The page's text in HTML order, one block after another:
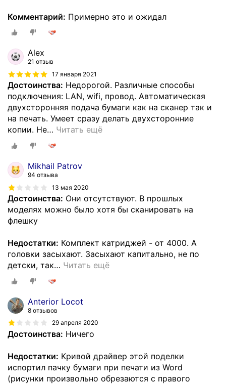
Комментарий: Примерно это и ожидал
Alex
21 отзыв
17 января 2021
Достоинства: Недорогой. Различные способы
подключения: LAN, wifi, провод. Автоматическая
двухсторонняя подача бумаги как на сканер так и
на печать. Умеет сразу делать двухсторонние
копии. Не… Читать ещё
Mikhail Patrov
94 отзыва
13 мая 2020
Достоинства: Они отсутствуют. В прошлых
моделях можно было хотя бы сканировать на
флешку
Недостатки: Комплект катриджей - от 4000. А
головки засыхают. Засыхают капитально, не по
детски, так… Читать ещё
Anterior Locot
8 отзывов
29 апреля 2020
Достоинства: Ничего
Недостатки: Кривой драйвер этой поделки
испортил пачку бумаги при печати из Word
(рисунки произвольно обрезаются с правого